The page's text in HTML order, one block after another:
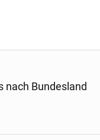
nach Bundesland